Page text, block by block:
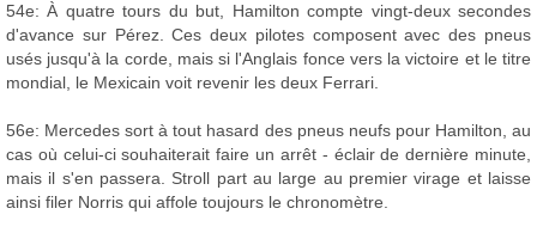
54e: À quatre tours du but, Hamilton compte vingt-deux secondes
d'avance sur Pérez. Ces deux pilotes composent avec des pneus
usés jusqu'à la corde, mais si l'Anglais fonce vers la victoire et le titre
mondial, le Mexicain voit revenir les deux Ferrari.
56e: Mercedes sort à tout hasard des pneus neufs pour Hamilton, au
cas où celui-ci souhaiterait faire un arrêt - éclair de dernière minute,
mais il s'en passera. Stroll part au large au premier virage et laisse
ainsi filer Norris qui affole toujours le chronomètre.